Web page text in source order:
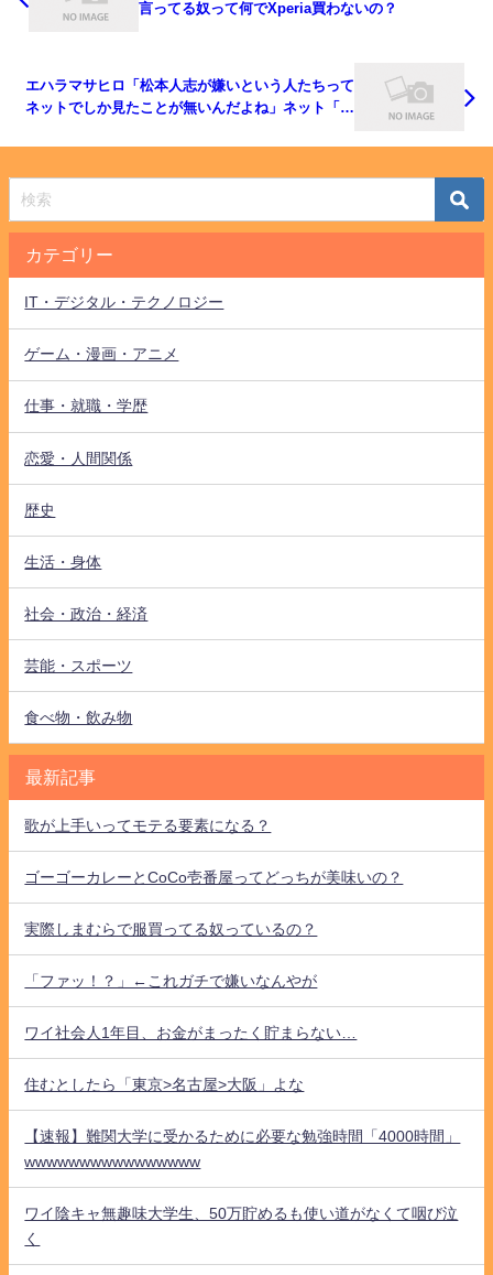
言ってる奴って何でXperia買わないの？
エハラマサヒロ「松本人志が嫌いという人たちって
ネットでしか見たことが無いんだよね」ネット「正
カテゴリー
IT・デジタル・テクノロジー
ゲーム・漫画・アニメ
仕事・就職・学歴
恋愛・人間関係
歴史
生活・身体
社会・政治・経済
芸能・スポーツ
食べ物・飲み物
最新記事
歌が上手いってモテる要素になる？
ゴーゴーカレーとCoCo壱番屋ってどっちが美味いの？
実際しまむらで服買ってる奴っているの？
「ファッ！？」←これガチで嫌いなんやが
ワイ社会人1年目、お金がまったく貯まらない…
住むとしたら「東京>名古屋>大阪」よな
【速報】難関大学に受かるために必要な勉強時間「4000時間」
wwwwwwwwwwwwwwww
ワイ陰キャ無趣味大学生、50万貯めるも使い道がなくて咽び泣
く